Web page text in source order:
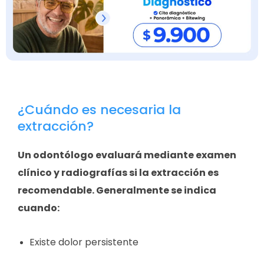
¿Cuándo es necesaria la
extracción?
Un odontólogo evaluará mediante examen
clínico y radiografías si la extracción es
recomendable. Generalmente se indica
cuando:
Existe dolor persistente